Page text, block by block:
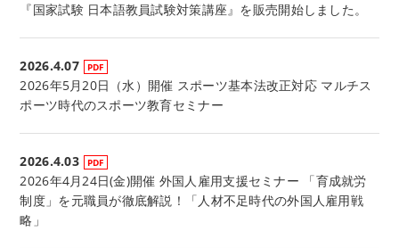
『国家試験 日本語教員試験対策講座』を販売開始しました。
2026.4.07
2026年5月20日（水）開催 スポーツ基本法改正対応 マルチス
ポーツ時代のスポーツ教育セミナー
2026.4.03
2026年4月24日(金)開催 外国人雇用支援セミナー 「育成就労
制度」を元職員が徹底解説！「人材不足時代の外国人雇用戦
略」